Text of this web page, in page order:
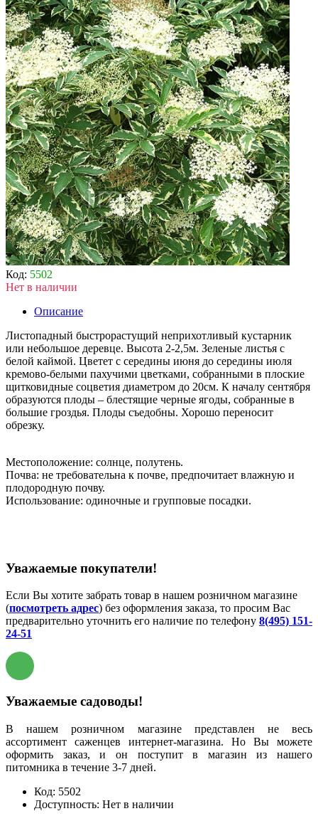
Код: 5502
Нет в наличии
Описание
Листопадный быстрорастущий неприхотливый кустарник
или небольшое деревце. Высота 2-2,5м. Зеленые листья с
белой каймой. Цветет с середины июня до середины июля
кремово-белыми пахучими цветками, собранными в плоские
щитковидные соцветия диаметром до 20см. К началу сентября
образуются плоды – блестящие черные ягоды, собранные в
большие гроздья. Плоды съедобны. Хорошо переносит
обрезку.
Местоположение: солнце, полутень.
Почва: не требовательна к почве, предпочитает влажную и
плодородную почву.
Использование: одиночные и групповые посадки.
Уважаемые покупатели!
Если Вы хотите забрать товар в нашем розничном магазине
(посмотреть адрес) без оформления заказа, то просим Вас
предварительно уточнить его наличие по телефону 8(495) 151-
24-51
Уважаемые садоводы!
В нашем розничном магазине представлен не весь
ассортимент саженцев интернет-магазина. Но Вы можете
оформить заказ, и он поступит в магазин из нашего
питомника в течение 3-7 дней.
Код: 5502
Доступность: Нет в наличии